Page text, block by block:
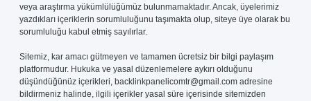
veya araştırma yükümlülüğümüz bulunmamaktadır. Ancak, üyelerimiz
yazdıkları içeriklerin sorumluluğunu taşımakta olup, siteye üye olarak bu
sorumluluğu kabul etmiş sayılırlar.
Sitemiz, kar amacı gütmeyen ve tamamen ücretsiz bir bilgi paylaşım
platformudur. Hukuka ve yasal düzenlemelere aykırı olduğunu
düşündüğünüz içerikleri, backlinkpanelicomtr@gmail.com adresine
bildirmeniz halinde, ilgili içerikler yasal süre içerisinde sitemizden